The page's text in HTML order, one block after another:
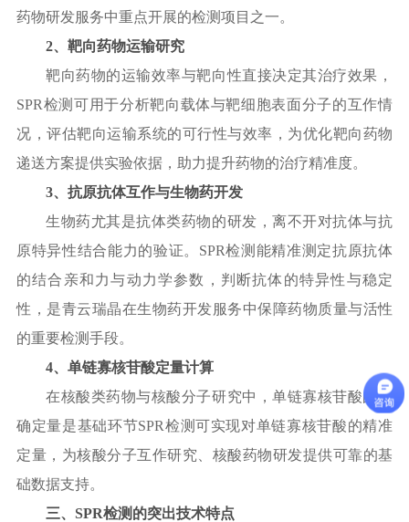
药物研发服务中重点开展的检测项目之一。
2、靶向药物运输研究
靶向药物的运输效率与靶向性直接决定其治疗效果，
SPR检测可用于分析靶向载体与靶细胞表面分子的互作情
况，评估靶向运输系统的可行性与效率，为优化靶向药物
递送方案提供实验依据，助力提升药物的治疗精准度。
3、抗原抗体互作与生物药开发
生物药尤其是抗体类药物的研发，离不开对抗体与抗
原特异性结合能力的验证。 SPR检测能精准测定抗原抗体
的结合亲和力与动力学参数，判断抗体的特异性与稳定
性，是青云瑞晶在生物药开发服务中保障药物质量与活性
的重要检测手段。
4、单链寡核苷酸定量计算
在核酸类药物与核酸分子研究中，单链寡核苷酸的准
确定量是基础环节SPR检测可实现对单链寡核苷酸的精准
定量，为核酸分子互作研究、核酸药物研发提供可靠的基
础数据支持。
三、 SPR检测的突出技术特点